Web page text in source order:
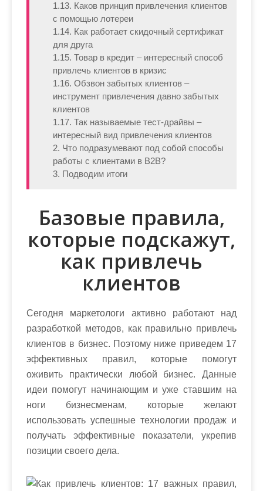
1.13. Каков принцип привлечения клиентов
с помощью лотереи
1.14. Как работает скидочный сертификат
для друга
1.15. Товар в кредит – интересный способ
привлечь клиентов в кризис
1.16. Обзвон забытых клиентов –
инструмент привлечения давно забытых
клиентов
1.17. Так называемые тест-драйвы –
интересный вид привлечения клиентов
2. Что подразумевают под собой способы
работы с клиентами в B2B?
3. Подводим итоги
Базовые правила,
которые подскажут,
как привлечь
клиентов
Сегодня маркетологи активно работают над
разработкой методов, как правильно привлечь
клиентов в бизнес. Поэтому ниже приведем 17
эффективных правил, которые помогут
оживить практически любой бизнес. Данные
идеи помогут начинающим и уже ставшим на
ноги бизнесменам, которые желают
использовать успешные технологии продаж и
получать эффективные показатели, укрепив
позиции своего дела.